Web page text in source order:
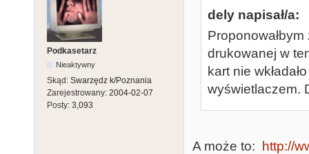
Podkasetarz
Nieaktywny
Skąd: Swarzędz k/Poznania
Zarejestrowany: 2004-02-07
Posty: 3,093
dely napisał/a:
drukowanej w
kart nie
wyświetlaczem.
A może to: http://